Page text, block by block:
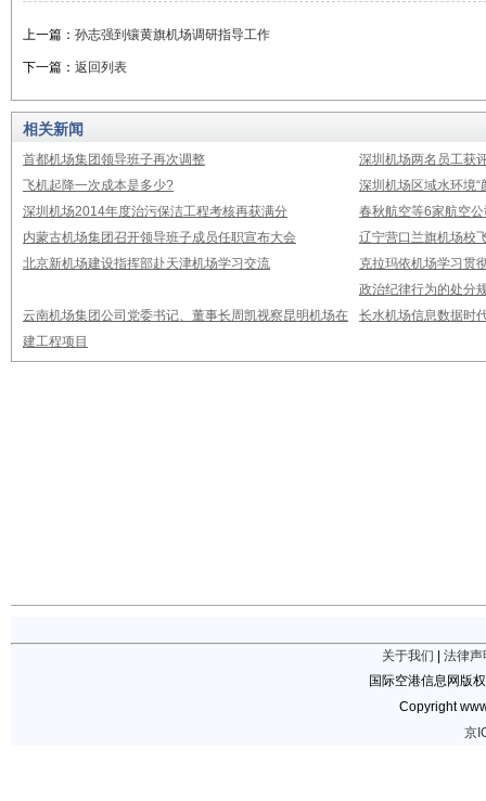
上一篇： 孙志强到镶黄旗机场调研指导工作
下一篇： 返回列表
相关新闻
首都机场集团领导班子再次调整
深圳机场两名员工获
飞机起降一次成本是多少?
深圳机场区域水环境“
深圳机场2014年度治污保洁工程考核再获满分
春秋航空等6家航空
内蒙古机场集团召开领导班子成员任职宣布大会
辽宁营口兰旗机场校
北京新机场建设指挥部赴天津机场学习交流
克拉玛依机场学习贯
政治纪律行为的处分
云南机场集团公司党委书记、董事长周凯视察昆明机场在
建工程项目
长水机场信息数据时
关于我们
法律声
国际空港信息网版
Copyright
京